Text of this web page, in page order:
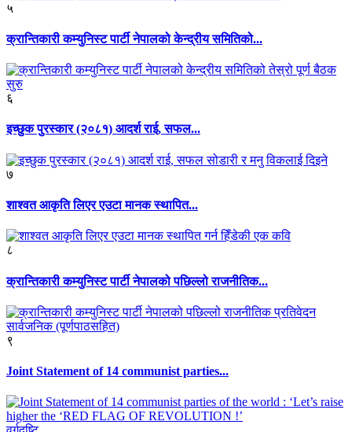
५
क्रान्तिकारी कम्युनिस्ट पार्टी नेपालको केन्द्रीय समितिको...
६
इच्छुक पुरस्कार (२०८१) आदर्श राई, सफल...
७
शाश्वत आकृति लिएर एउटा मानक स्थापित...
८
क्रान्तिकारी कम्युनिस्ट पार्टी नेपालको पछिल्लो राजनीतिक...
९
Joint Statement of 14 communist parties...